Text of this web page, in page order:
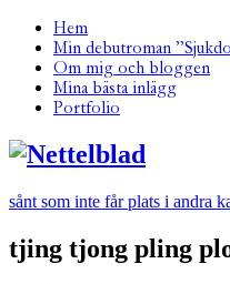
Hem
Min debutroman
Om mig och bloggen
Mina bästa inlägg
Portfolio
sånt som inte får plats i andra
tjing tjong pling